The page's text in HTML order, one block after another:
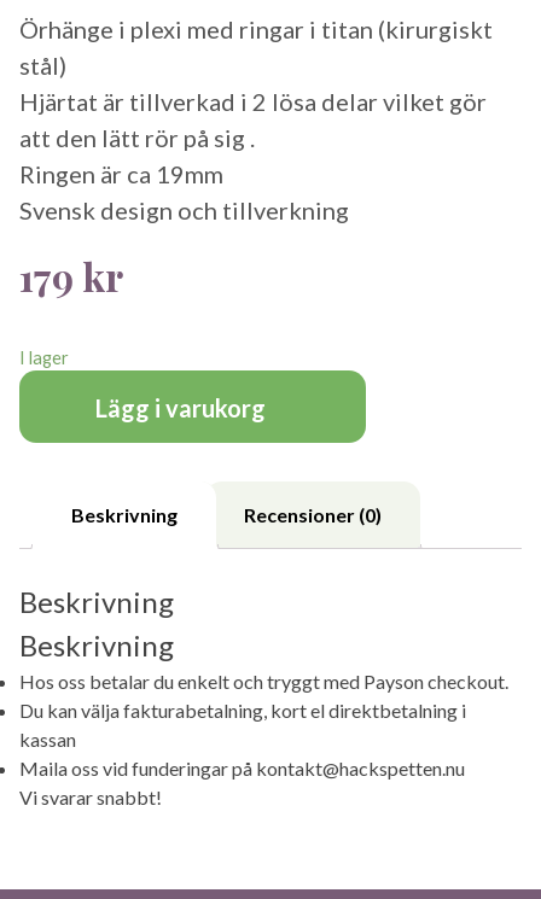
Örhänge i plexi med ringar i titan (kirurgiskt
stål)
Hjärtat är tillverkad i 2 lösa delar vilket gör
att den lätt rör på sig .
Ringen är ca 19mm
Svensk design och tillverkning
179 kr
I lager
Lägg i varukorg
Beskrivning Recensioner (0)
Beskrivning
Beskrivning
Hos oss betalar du enkelt och tryggt med Payson checkout.
Du kan välja fakturabetalning, kort el direktbetalning i
kassan
Maila oss vid funderingar på kontakt@hackspetten.nu
Vi svarar snabbt!